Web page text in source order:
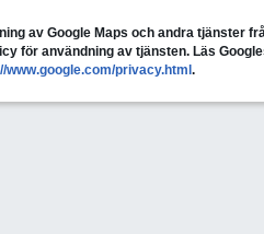
av Google Maps och andra tjänster
för användning av tjänsten. Läs
www.google.com/privacy.html .